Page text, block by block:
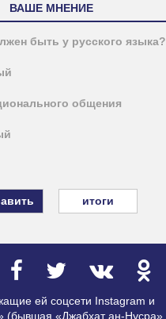
ВАШЕ МНЕНИЕ
быть у русского языка?
общения
итоги
ей соцсети Instagram и
(бывшая «Джабхат ан-Нусра»,